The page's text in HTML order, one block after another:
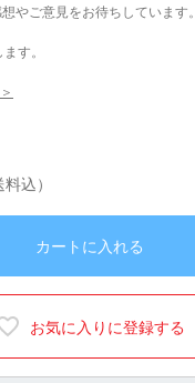
やご意見をお待ちしています。
す。
込）
カートに入れる
お気に入りに登録する